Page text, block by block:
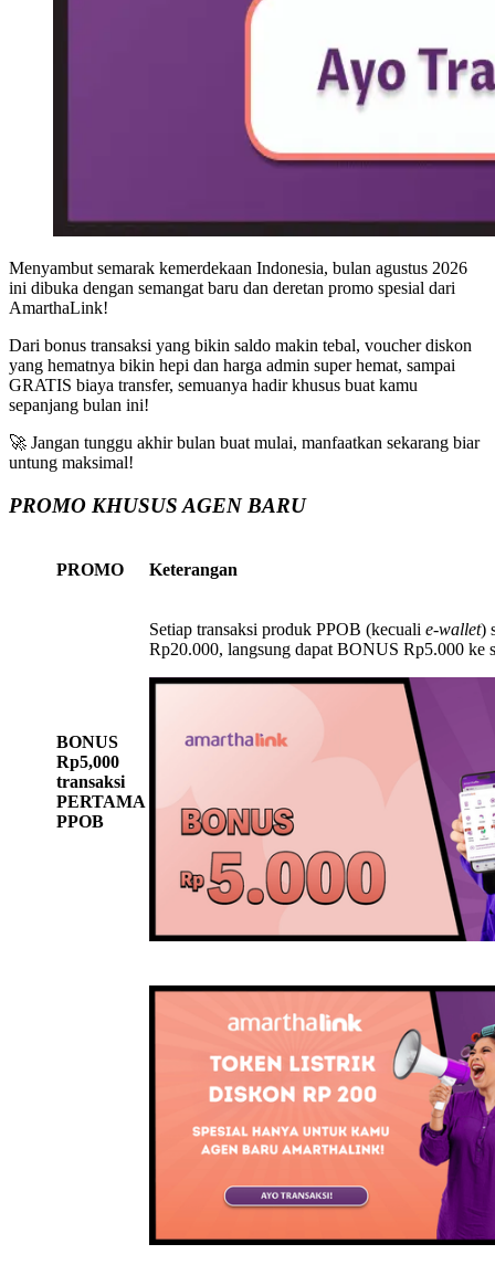
Menyambut semarak kemerdekaan Indonesia, bulan agustus 2026
ini dibuka dengan semangat baru dan deretan promo spesial dari
AmarthaLink!
Dari bonus transaksi yang bikin saldo makin tebal, voucher diskon
yang hematnya bikin hepi dan harga admin super hemat, sampai
GRATIS biaya transfer, semuanya hadir khusus buat kamu
sepanjang bulan ini!
🚀 Jangan tunggu akhir bulan buat mulai, manfaatkan sekarang biar
untung maksimal!
PROMO KHUSUS AGEN BARU
PROMO Keterangan
BONUS
Rp5,000
transaksi
PERTAMA
PPOB
Setiap transaksi produk PPOB (kecuali e-wallet)
Rp20.000, langsung dapat BONUS Rp5.000 ke